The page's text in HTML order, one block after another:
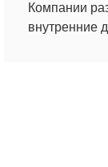
Компании
внутренние